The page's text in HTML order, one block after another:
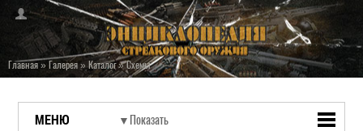
Главная»Галерея»Каталог»Схемы
МЕНЮ